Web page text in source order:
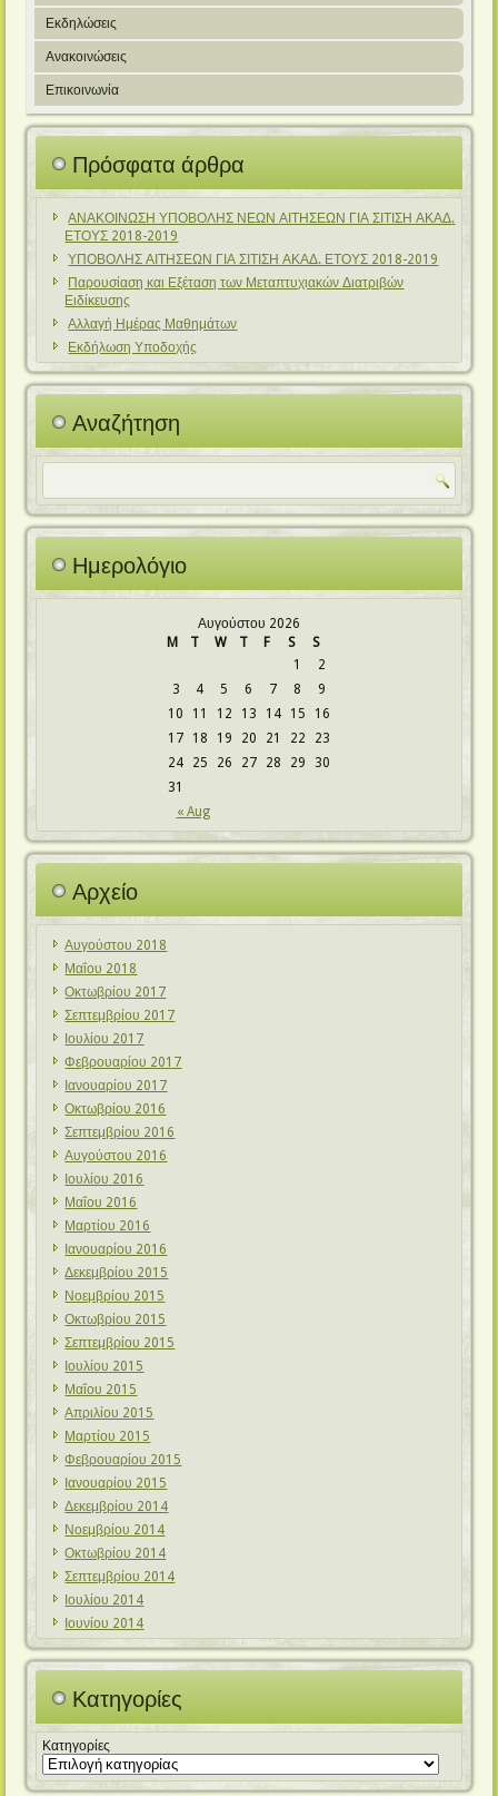
Εκδηλώσεις
Ανακοινώσεις
Επικοινωνία
Πρόσφατα άρθρα
ΑΝΑΚΟΙΝΩΣΗ ΥΠΟΒΟΛΗΣ ΝΕΩΝ ΑΙΤΗΣΕΩΝ ΓΙΑ ΣΙΤΙΣΗ ΑΚΑΔ.
ΕΤΟΥΣ 2018-2019
ΥΠΟΒΟΛΗΣ ΑΙΤΗΣΕΩΝ ΓΙΑ ΣΙΤΙΣΗ ΑΚΑΔ. ΕΤΟΥΣ 2018-2019
Παρουσίαση και Εξέταση των Μεταπτυχιακών Διατριβών
Ειδίκευσης
Αλλαγή Ημέρας Μαθημάτων
Εκδήλωση Υποδοχής
Αναζήτηση
Ημερολόγιο
Αυγούστου 2026
M
T W T F S S
« Aug
1
2
3
4 5 6 7 8
9
10
11 12 13 14 15
16
17
18 19 20 21 22
23
24
25 26 27 28 29
30
31
Αρχείο
Αυγούστου 2018
Μαΐου 2018
Οκτωβρίου 2017
Σεπτεμβρίου 2017
Ιουλίου 2017
Φεβρουαρίου 2017
Ιανουαρίου 2017
Οκτωβρίου 2016
Σεπτεμβρίου 2016
Αυγούστου 2016
Ιουλίου 2016
Μαΐου 2016
Μαρτίου 2016
Ιανουαρίου 2016
Δεκεμβρίου 2015
Νοεμβρίου 2015
Οκτωβρίου 2015
Σεπτεμβρίου 2015
Ιουλίου 2015
Μαΐου 2015
Απριλίου 2015
Μαρτίου 2015
Φεβρουαρίου 2015
Ιανουαρίου 2015
Δεκεμβρίου 2014
Νοεμβρίου 2014
Οκτωβρίου 2014
Σεπτεμβρίου 2014
Ιουλίου 2014
Ιουνίου 2014
Κατηγορίες
Κατηγορίες